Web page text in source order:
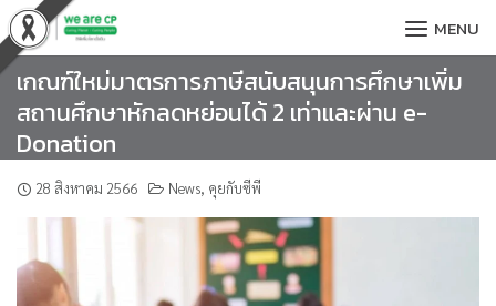
Skip
to
content
MENU
เกณฑ์ใหม่มาตรการภาษีสนับสนุนการศึกษาเพิ่ม
สถานศึกษาหักลดหย่อนได้ 2 เท่าและผ่าน e-
Donation
28 สิงหาคม 2566 News, คุยกับซีพี